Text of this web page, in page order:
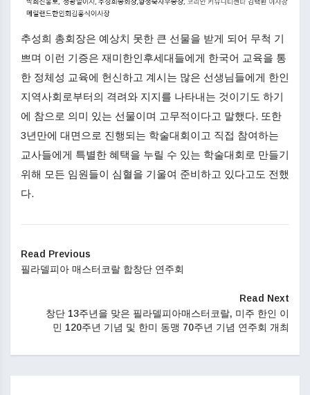
추성희 총회장은 예상치 못한 큰 선물을 받게 되어 무척 기
쁘며 이런 기증은 재미한인후세대들에게 한국어 교육을 통
한 정체성 교육에 헌신하고 계시는 많은 선생님들에게 한인
지역사회로부터의 격려와 지지를 나타내는 것이기도 하기
에 참으로 의미 있는 선물이며 고무적이다고 말했다. 또한
3년만에 대면으로 진행되는 학술대회이고 직접 참여하는
교사들에게 특별한 혜택을 누릴 수 있는 학술대회로 만들기
위해 모든 임원들이 심혈을 기울여 준비하고 있다고도 전했
다.
Read Previous
필라델피아 매스터코랄 합창단 연주회
Read Next
창단 13주년을 맞은 필라델피아매스터코랄, 미주 한인 이
민 120주년 기념 및 한미 동맹 70주년 기념 연주회 개최